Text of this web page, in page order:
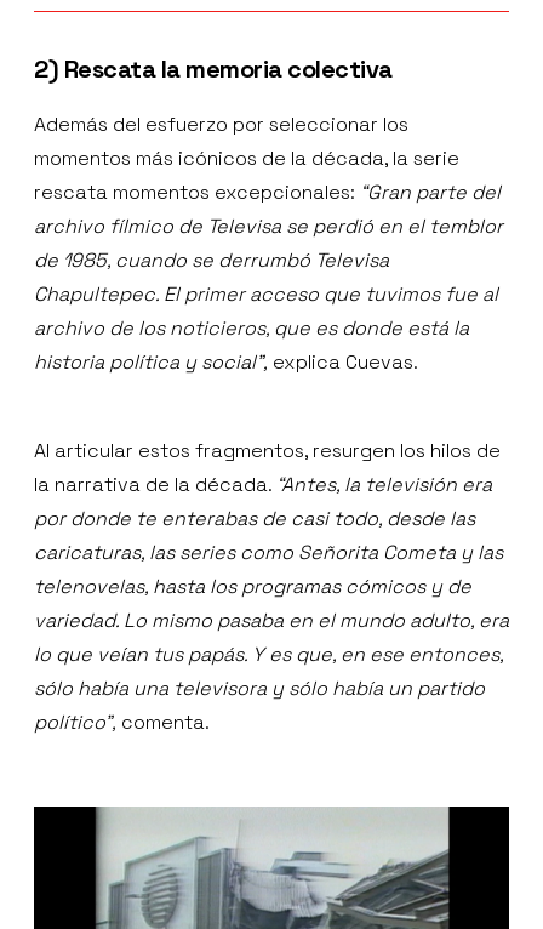
2) Rescata la memoria colectiva
Además del esfuerzo por seleccionar los
momentos más icónicos de la década, la serie
rescata momentos excepcionales: “Gran parte del
archivo fílmico de Televisa se perdió en el temblor
de 1985, cuando se derrumbó Televisa
Chapultepec. El primer acceso que tuvimos fue al
archivo de los noticieros, que es donde está la
historia política y social”, explica Cuevas.
Al articular estos fragmentos, resurgen los hilos de
la narrativa de la década. “Antes, la televisión era
por donde te enterabas de casi todo, desde las
caricaturas, las series como Señorita Cometa y las
telenovelas, hasta los programas cómicos y de
variedad. Lo mismo pasaba en el mundo adulto, era
lo que veían tus papás. Y es que, en ese entonces,
sólo había una televisora y sólo había un partido
político”, comenta.